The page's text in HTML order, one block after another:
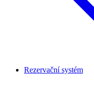
Rezervační systém